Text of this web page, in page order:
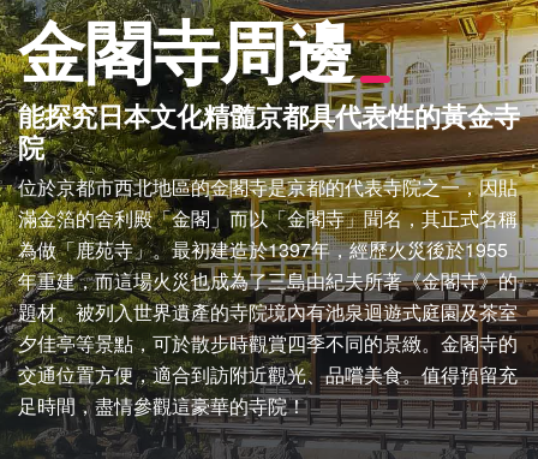
金閣寺周邊
能探究日本文化精髓京都具代表性的黃金寺
院
位於京都市西北地區的金閣寺是京都的代表寺院之一，因貼
滿金箔的舍利殿「金閣」而以「金閣寺」聞名，其正式名稱
為做「鹿苑寺」。最初建造於1397年，經歷火災後於1955
年重建，而這場火災也成為了三島由紀夫所著《金閣寺》的
題材。被列入世界遺產的寺院境內有池泉迴遊式庭園及茶室
夕佳亭等景點，可於散步時觀賞四季不同的景緻。金閣寺的
交通位置方便，適合到訪附近觀光、品嚐美食。值得預留充
足時間，盡情參觀這豪華的寺院！